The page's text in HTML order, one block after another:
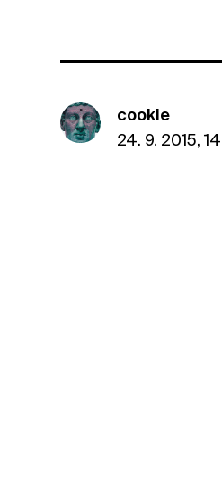
cookie
24. 9. 2015,